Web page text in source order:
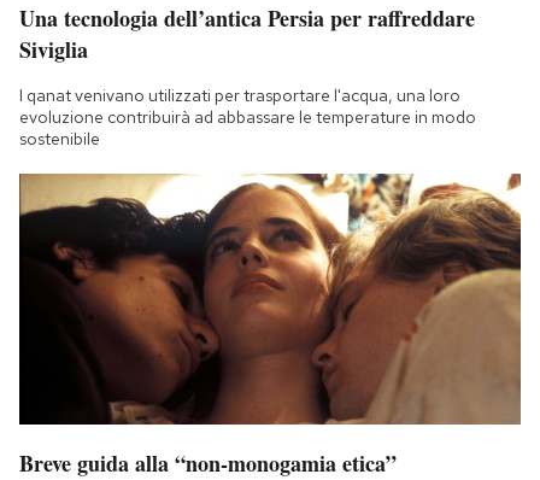
Una tecnologia dell’antica Persia per raffreddare
Siviglia
I qanat venivano utilizzati per trasportare l'acqua, una loro
evoluzione contribuirà ad abbassare le temperature in modo
sostenibile
Breve guida alla “non-monogamia etica”